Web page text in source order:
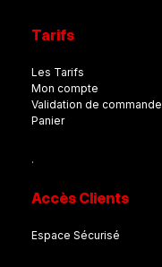
Tarifs
Les Tarifs
Mon compte
Validation de commande
Panier
.
Accès Clients
Espace Sécurisé